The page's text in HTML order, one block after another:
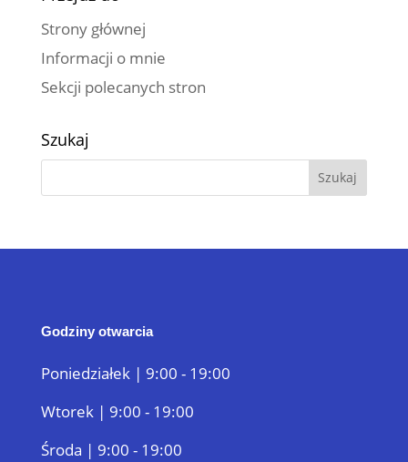
Strony głównej
Informacji o mnie
Sekcji polecanych stron
Szukaj
Godziny otwarcia
Poniedziałek | 9:00 - 19:00
Wtorek | 9:00 - 19:00
Środa | 9:00 - 19:00